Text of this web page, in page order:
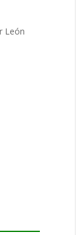
León